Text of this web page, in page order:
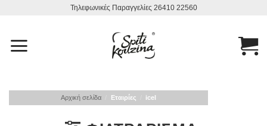
Τηλεφωνικές Παραγγελίες 26410 22560
Αρχική σελίδα Εταιρίες icel